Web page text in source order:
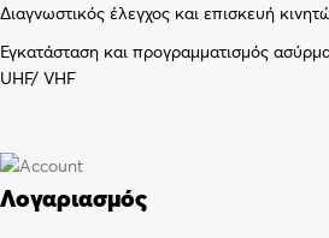
Διαγνωστικός έλεγχος και επισκευή
Εγκατάσταση και προγραμματισμός
UHF/ VHF
Λογαριασμός